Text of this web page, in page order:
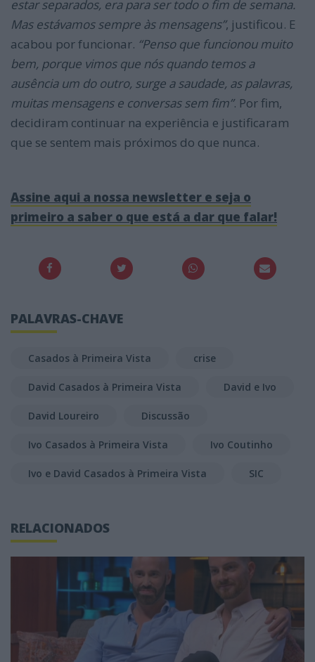
estar separados, era para ser todo o fim de semana.
Mas estávamos sempre às mensagens”, justificou. E
acabou por funcionar. “Penso que funcionou muito
bem, porque vimos que nós quando temos a
ausência um do outro, surge a saudade, as palavras,
muitas mensagens e conversas sem fim”. Por fim,
decidiram continuar na experiência e justificaram
que se sentem mais próximos do que nunca.
Assine aqui a nossa newsletter e seja o
primeiro a saber o que está a dar que falar!
PALAVRAS-CHAVE
Casados à Primeira Vista crise
David Casados à Primeira Vista David e Ivo
David Loureiro Discussão
Ivo Casados à Primeira Vista Ivo Coutinho
Ivo e David Casados à Primeira Vista SIC
RELACIONADOS